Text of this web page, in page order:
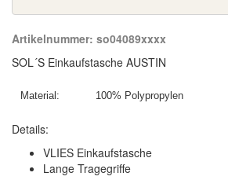
Artikelnummer: so04089xxxx
SOL´S Einkaufstasche AUSTIN
Material:		100% Polypropylen
Details:
VLIES Einkaufstasche
Lange Tragegriffe